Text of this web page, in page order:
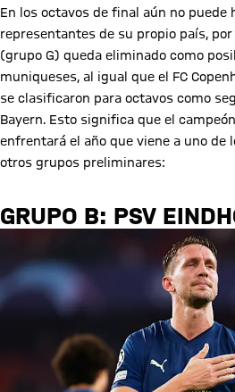
En los octavos de final aún no puede
representantes de su propio país, por
(grupo G) queda eliminado como
muniqueses, al igual que el FC
se clasificaron para octavos como
Bayern. Esto significa que el
enfrentará el año que viene a uno de
otros grupos preliminares:
GRUPO B: PSV